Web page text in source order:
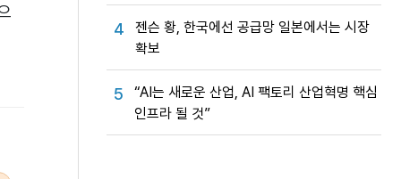
4
젠슨 황, 한국에선 공급망 일본에서는 시장
확보
5
“AI는 새로운 산업, AI 팩토리 산업혁명 핵심
인프라 될 것”